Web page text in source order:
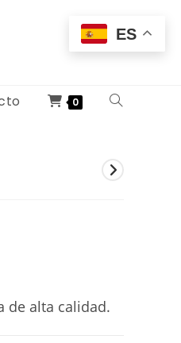
0
Alternar
de
de alta calidad.
ES